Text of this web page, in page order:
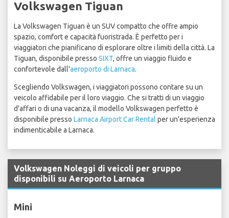
Volkswagen Tiguan
La Volkswagen Tiguan è un SUV compatto che offre ampio
spazio, comfort e capacità fuoristrada. È perfetto per i
viaggiatori che pianificano di esplorare oltre i limiti della città. La
Tiguan, disponibile presso SIXT, offre un viaggio fluido e
confortevole dall'aeroporto di Larnaca.
Scegliendo Volkswagen, i viaggiatori possono contare su un
veicolo affidabile per il loro viaggio. Che si tratti di un viaggio
d'affari o di una vacanza, il modello Volkswagen perfetto è
disponibile presso Larnaca Airport Car Rental per un'esperienza
indimenticabile a Larnaca.
Volkswagen Noleggi di veicoli per gruppo
disponibili su Aeroporto Larnaca
Mini